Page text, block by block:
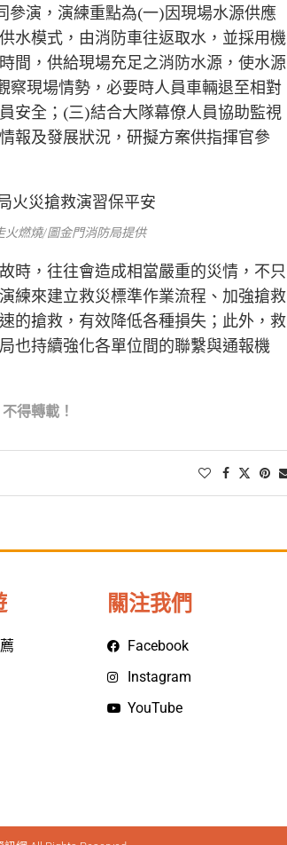
參演，演練重點為(一)因現場水源供應
水模式，由消防車往返取水，並採用機
間，供給現場充足之消防水源，使水源
察現場情勢，必要時人員車輛退至相對
安全；(三)結合大隊幕僚人員協助監視
報及發展狀況，研擬方案供指揮官參
火燃燒/圖金門消防局提供
時，往往會造成相當嚴重的災情，不只
練來建立救災標準作業流程、加強搶救
的搶救，有效降低各種損失；此外，救
也持續強化各單位間的聯繫與通報機
得轉載！
關注我們
Facebook
Instagram
YouTube